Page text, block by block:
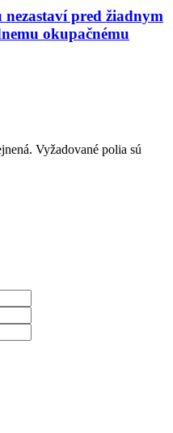
pred žiadnym
okupačnému
Vyžadované polia sú